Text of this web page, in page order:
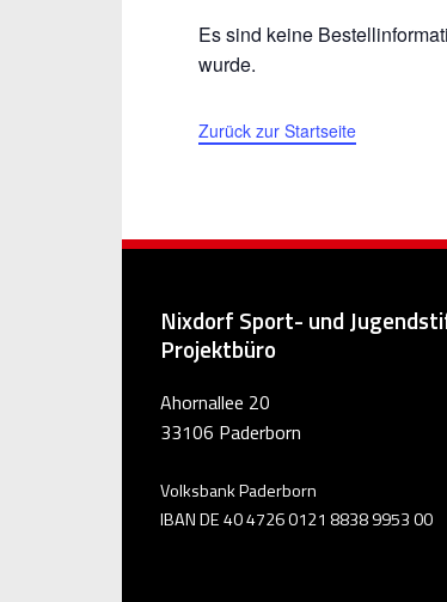
Es sind keine
wurde.
Zurück zur Startseite
Nixdorf Sport- und
Projektbüro
Ahornallee 20
33106 Paderborn
Volksbank Paderborn
IBAN DE 40 4726 0121 8838 9953 00